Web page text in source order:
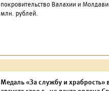
покровительство Валахии и
млн. рублей.
Медаль «За службу и